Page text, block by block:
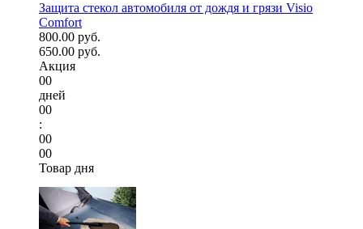
Защита стекол автомобиля от дождя и грязи Visio
Comfort
800.00 руб.
650.00 руб.
Акция
00
дней
00
:
00
00
Товар дня